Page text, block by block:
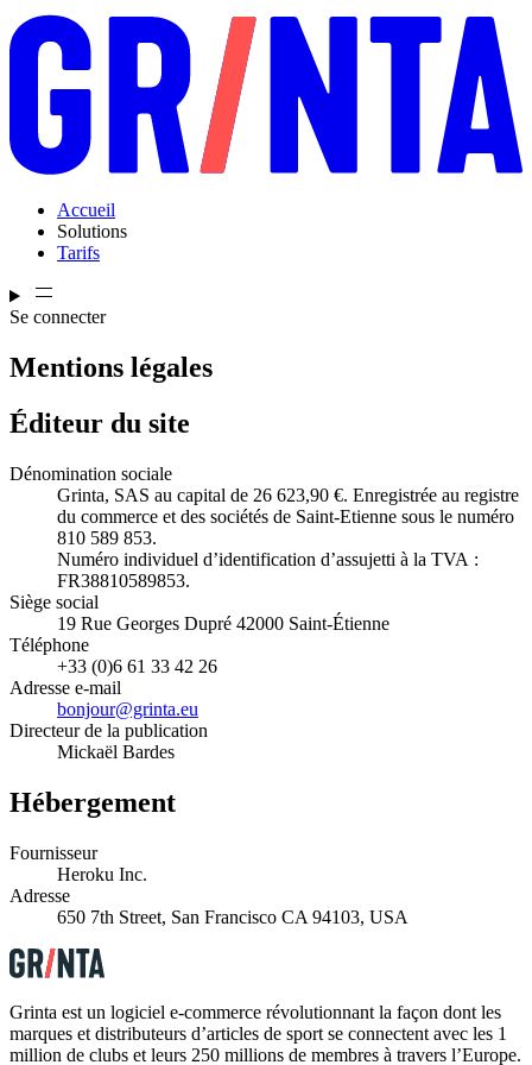
Accueil
Solutions
Tarifs
Se connecter
Mentions légales
Éditeur du site
Dénomination sociale
Grinta, SAS au capital de 26 623,90 €. Enregistrée au registre
du commerce et des sociétés de Saint-Etienne sous le numéro
810 589 853.
Numéro individuel d’identification d’assujetti à la TVA :
FR38810589853.
Siège social
19 Rue Georges Dupré 42000 Saint-Étienne
Téléphone
+33 (0)6 61 33 42 26
Adresse e-mail
bonjour@grinta.eu
Directeur de la publication
Mickaël Bardes
Hébergement
Fournisseur
Heroku Inc.
Adresse
650 7th Street, San Francisco CA 94103, USA
Grinta est un logiciel e-commerce révolutionnant la façon dont les
marques et distributeurs d’articles de sport se connectent avec les 1
million de clubs et leurs 250 millions de membres à travers l’Europe.